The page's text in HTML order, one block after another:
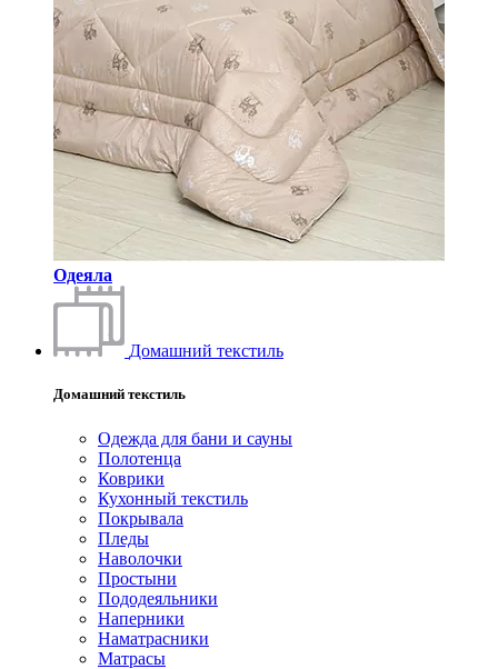
Одеяла
Домашний текстиль
Домашний текстиль
Одежда для бани и сауны
Полотенца
Коврики
Кухонный текстиль
Покрывала
Пледы
Наволочки
Простыни
Пододеяльники
Наперники
Наматрасники
Матрасы